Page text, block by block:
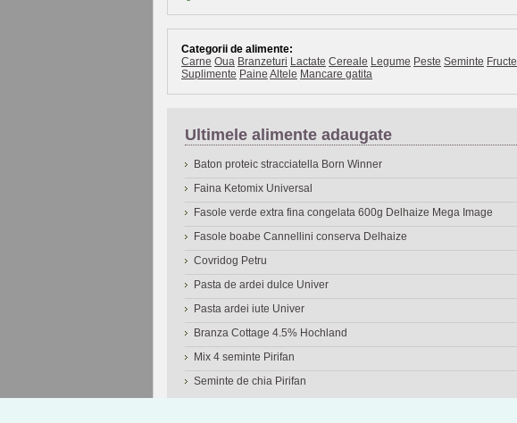
Categorii de alimente:
Carne Oua Branzeturi Lactate Cereale Legume Peste Seminte Fructe
Suplimente Paine Altele Mancare gatita
Ultimele alimente adaugate
Baton proteic stracciatella Born Winner
Faina Ketomix Universal
Fasole verde extra fina congelata 600g Delhaize Mega Image
Fasole boabe Cannellini conserva Delhaize
Covridog Petru
Pasta de ardei dulce Univer
Pasta ardei iute Univer
Branza Cottage 4.5% Hochland
Mix 4 seminte Pirifan
Seminte de chia Pirifan